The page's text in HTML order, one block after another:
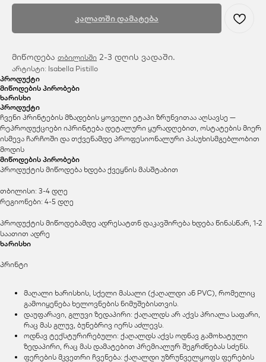
კალათში დამატება
მიწოდება თბილისში 2-3 დღის ვადაში.
არტისტი: Isabella Pistillo
პროდუქტი
მიწოდების პირობები
ხარისხი
პროდუქტი
ჩვენი პრინტების მზადების ყოველი ეტაპი ზრუნვითაა აღსავსე —
რეპროდუქციები იპრინტება დეტალური ყურადღებით, ოსტატების მიერ
ისმევა ჩარჩოში და თქვენამდე პროფესიონალური პასუხისმგებლობით
მოდის
მიწოდების პირობები
პროდუქტის მიწოდება ხდება ქვეყნის მასშტაბით
თბილისი: 3-4 დღე
რეგიონები: 4-5 დღე
პროდუქტის მიწოდებამდე ადრესატთნ დაკავშირება ხდება წინასწარ, 1-2
საათით ადრე
ხარისხი
პრინტი
მაღალი ხარისხის, სქელი მასალი (ქაღალდი ან PVC), რომელიც
გამოიყენება ხელოვნების ნიმუშებისთვის.
დაუფარავი, გლუვი ზედაპირი: ქაღალდს არ აქვს პრიალა საფარი,
რაც მას გლუვ, ბუნებრივ იერს აძლევს.
ოდნავ ტექსტურირებული: ქაღალდს აქვს ოდნავ გამოხატული
ზედაპირი, რაც მას დამატებით პრემიალურ შეგრძნებას სძენს.
ფერების მკვეთრი ჩვენება: ქაღალდი უზრუნველყოფს ფერების